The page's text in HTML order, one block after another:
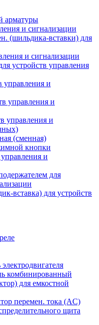
арматуры
и сигнализации
(шильдика-вставки) для
и сигнализации
устройств управления
управления и
управления и
управления и
(сменная)
кнопки
и
для
вставка) для устройств
комбинированный
для емкостной
перемен. тока (AC)
щита